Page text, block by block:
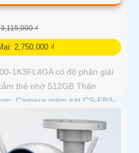
₫
2,750,000 ₫
1K3FL4GA có độ phân giải
thẻ nhớ 512GB Thân
Camera giám sát CS-EB3-